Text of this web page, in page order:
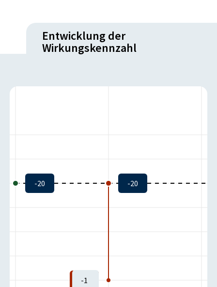
Entwicklung der
Wirkungskennzahl
-20
-1
-20